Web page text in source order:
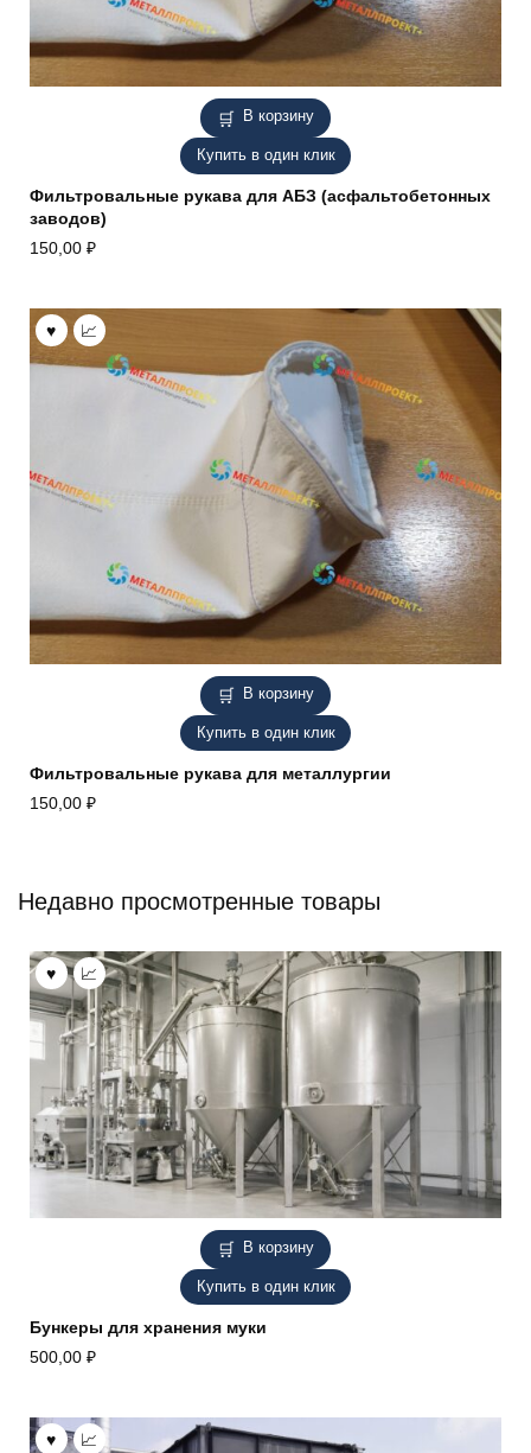
В корзину
Купить в один клик
Фильтровальные рукава для АБЗ (асфальтобетонных
заводов)
150,00 ₽
В корзину
Купить в один клик
Фильтровальные рукава для металлургии
150,00 ₽
Недавно просмотренные товары
В корзину
Купить в один клик
Бункеры для хранения муки
500,00 ₽